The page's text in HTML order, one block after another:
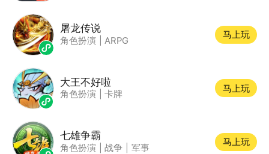
屠龙传说
角色扮演 ARPG
马上玩
大王不好啦
角色扮演 卡牌
马上玩
七雄争霸
角色扮演 战争 军事
马上玩